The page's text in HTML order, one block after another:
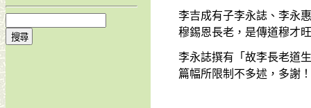
李吉成有子李永誌、李永
穆錫恩長老，是傳道穆才
李永誌撰有「故李長老道
篇幅所限制不多述，多謝！